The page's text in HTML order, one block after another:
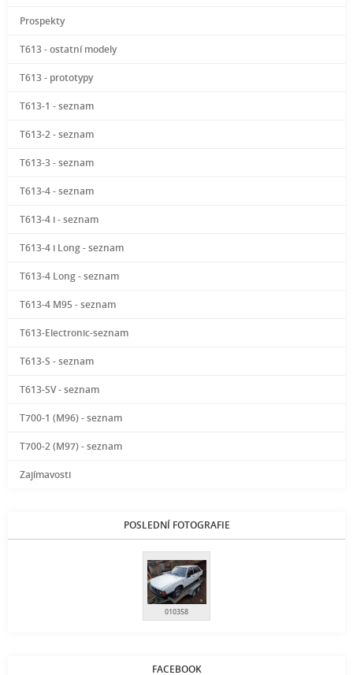
Prospekty
T613 - ostatní modely
T613 - prototypy
T613-1 - seznam
T613-2 - seznam
T613-3 - seznam
T613-4 - seznam
T613-4 i - seznam
T613-4 i Long - seznam
T613-4 Long - seznam
T613-4 M95 - seznam
T613-Electronic-seznam
T613-S - seznam
T613-SV - seznam
T700-1 (M96) - seznam
T700-2 (M97) - seznam
Zajímavosti
POSLEDNÍ FOTOGRAFIE
010358
FACEBOOK